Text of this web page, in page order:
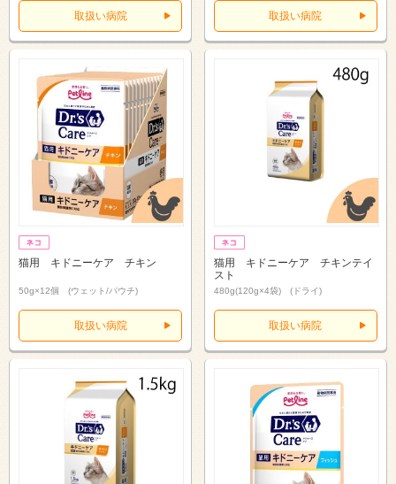
取扱い病院 取扱い病院
猫用 キドニーケア チキン
50g×12個 (ウェット/パウチ)
取扱い病院
猫用 キドニーケア チキンテイ
スト
480g(120g×4袋) (ドライ)
取扱い病院